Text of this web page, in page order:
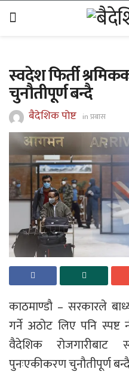
स्वदेश फिर्ती
चुनौतीपूर्ण बन्दै
बैदेशिक पोष्ट inप्रबास
काठमाण्डाै – सरकारले
गर्ने अठोट लिए पनि स्पष्ट
वैदेशिक रोजगारीबाट
पुनःएकीकरण चुनौतीपूर्ण